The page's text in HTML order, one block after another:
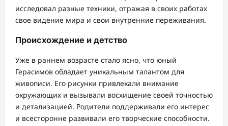
исследовал разные техники, отражая в своих работах
свое видение мира и свои внутренние переживания.
Происхождение и детство
Уже в раннем возрасте стало ясно, что юный
Герасимов обладает уникальным талантом для
живописи. Его рисунки привлекали внимание
окружающих и вызывали восхищение своей точностью
и детализацией. Родители поддерживали его интерес
и всесторонне развивали его творческие способности.